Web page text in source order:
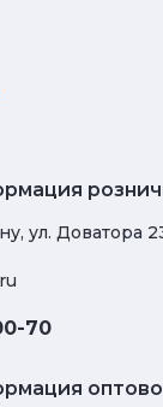
ул. Доватора
70